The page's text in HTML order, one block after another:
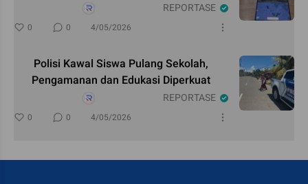
REPORTASE
0 0 4/05/2026
Polisi Kawal Siswa Pulang Sekolah,
Pengamanan dan Edukasi Diperkuat
REPORTASE
0 0 4/05/2026